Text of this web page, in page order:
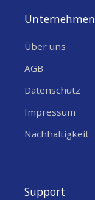
Unternehmen
Über uns
AGB
Datenschutz
Impressum
Nachhaltigkeit
Support